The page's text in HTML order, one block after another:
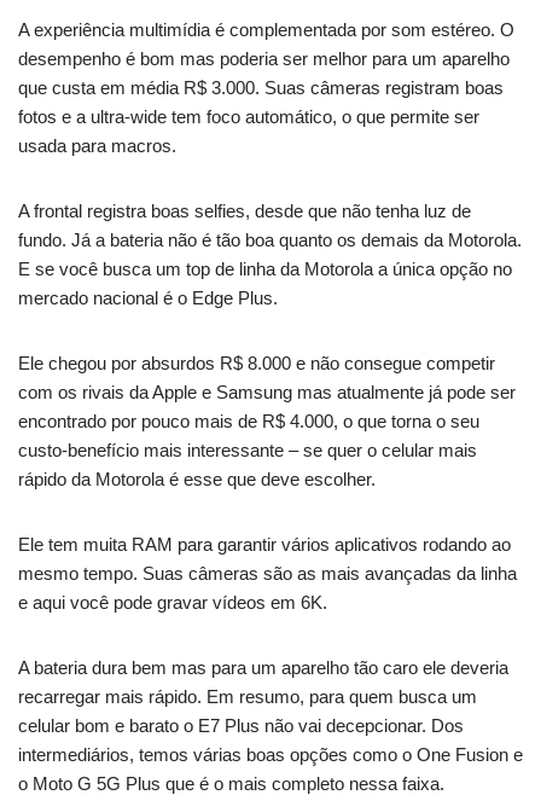
A experiência multimídia é complementada por som estéreo. O
desempenho é bom mas poderia ser melhor para um aparelho
que custa em média R$ 3.000. Suas câmeras registram boas
fotos e a ultra-wide tem foco automático, o que permite ser
usada para macros.
A frontal registra boas selfies, desde que não tenha luz de
fundo. Já a bateria não é tão boa quanto os demais da Motorola.
E se você busca um top de linha da Motorola a única opção no
mercado nacional é o Edge Plus.
Ele chegou por absurdos R$ 8.000 e não consegue competir
com os rivais da Apple e Samsung mas atualmente já pode ser
encontrado por pouco mais de R$ 4.000, o que torna o seu
custo-benefício mais interessante – se quer o celular mais
rápido da Motorola é esse que deve escolher.
Ele tem muita RAM para garantir vários aplicativos rodando ao
mesmo tempo. Suas câmeras são as mais avançadas da linha
e aqui você pode gravar vídeos em 6K.
A bateria dura bem mas para um aparelho tão caro ele deveria
recarregar mais rápido. Em resumo, para quem busca um
celular bom e barato o E7 Plus não vai decepcionar. Dos
intermediários, temos várias boas opções como o One Fusion e
o Moto G 5G Plus que é o mais completo nessa faixa.